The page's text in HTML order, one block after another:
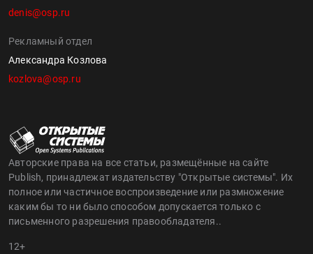
denis@osp.ru
Рекламный отдел
Александра Козлова
kozlova@osp.ru
Авторские права на все статьи, размещённые на сайте
Publish, принадлежат издательству "Открытые системы". Их
полное или частичное воспроизведение или размножение
каким бы то ни было способом допускается только с
письменного разрешения правообладателя..
12+